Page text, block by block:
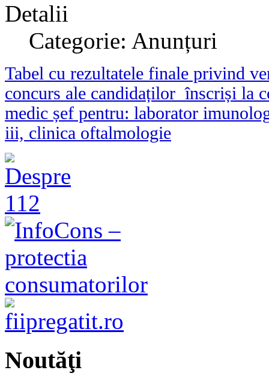
Detalii
Categorie: Anunțuri
Tabel cu rezultatele finale privind
concurs ale candidaților înscriși la
medic șef pentru: laborator
iii, clinica oftalmologie
Noutăţi